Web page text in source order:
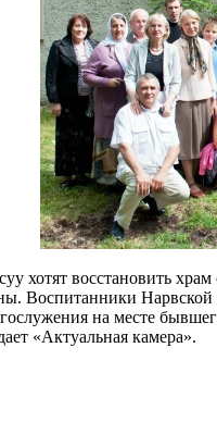
хотят восстановить
Воспитанники Нарвской
на месте
«Актуальная камера».